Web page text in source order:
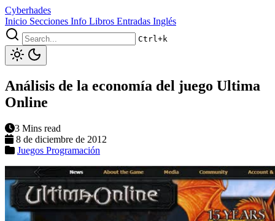
Cyberhades
Inicio Secciones Info Libros Entradas Inglés
Ctrl+k
Análisis de la economía del juego Ultima
Online
3 Mins read
8 de diciembre de 2012
Juegos Programación